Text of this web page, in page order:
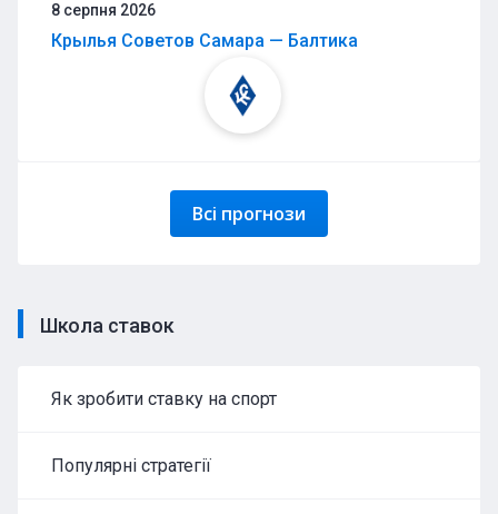
8 серпня 2026
Крылья Советов Самара — Балтика
Всі прогнози
Школа ставок
Як зробити ставку на спорт
Популярні стратегії